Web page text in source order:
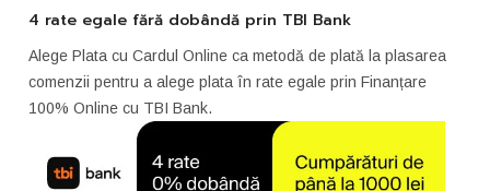
4 rate egale fără dobândă prin TBI Bank
Alege Plata cu Cardul Online ca metodă de plată la plasarea
comenzii pentru a alege plata în rate egale prin Finanțare
100% Online cu TBI Bank.